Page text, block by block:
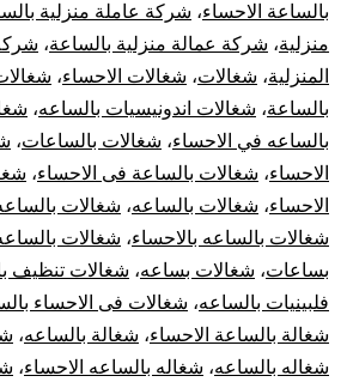
بالساعة الاحساء، شركة عاملة منزلية
منزلية، شركة عمالة منزلية بالساعة،
المنزلية، شغالات، شغالات الاحساء،
بالساعة، شغالات اندونيسيات بالساعه،
بالساعه في الاحساء، شغالات بالساعات،
الاحساء، شغالات بالساعة فى الاحساء،
الاحساء، شغالات بالساعه، شغالات
شغالات بالساعه بالاحساء، شغالات
بساعات، شغالات بساعه، شغالات تنظيف
فلبينيات بالساعه، شغالات فى الاحساء
شغالة بالساعة الاحساء، شغالة بالساعه،
شغاله بالساعه، شغاله بالساعه الاحساء،